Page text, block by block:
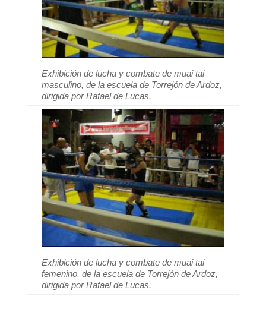
Exhibición de lucha y combate de muai tai
masculino, de la escuela de Torrejón de Ardoz,
dirigida por Rafael de Lucas.
Exhibición de lucha y combate de muai tai
femenino, de la escuela de Torrejón de Ardoz,
dirigida por Rafael de Lucas.